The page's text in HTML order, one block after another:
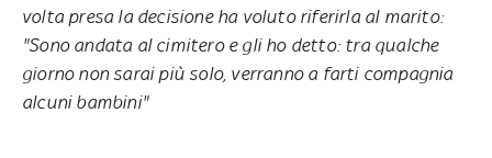
volta presa la decisione ha voluto riferirla al marito:
"Sono andata al cimitero e gli ho detto: tra qualche
giorno non sarai più solo, verranno a farti compagnia
alcuni bambini"